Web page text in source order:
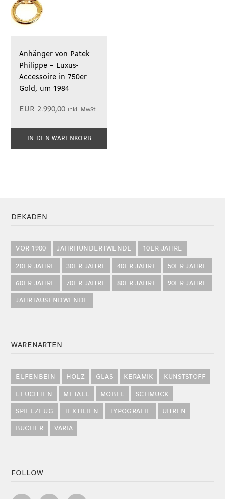
Anhänger von Patek
Philippe – Luxus-
Accessoire in 750er
Gold, um 1984
EUR 2.990,00 inkl. MwSt.
IN DEN WARENKORB
DEKADEN
VOR 1900 JAHRHUNDERTWENDE 10ER JAHRE
20ER JAHRE 30ER JAHRE 40ER JAHRE 50ER JAHRE
60ER JAHRE 70ER JAHRE 80ER JAHRE 90ER JAHRE
JAHRTAUSENDWENDE
WARENARTEN
ELFENBEIN HOLZ GLAS KERAMIK KUNSTSTOFF
LEUCHTEN METALL MÖBEL SCHMUCK
SPIELZEUG TEXTILIEN TYPOGRAFIE UHREN
BÜCHER VARIA
FOLLOW